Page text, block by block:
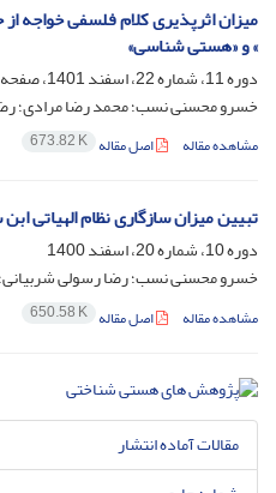
میزان اثرپذیری کلام فلسفی خواجه
» و «هستی شناسی»
دوره 11، شماره 22، اسفند 1401، صفحه
خسرو محسنی نسب؛ محمد رضا مرادی؛
مشاهده مقاله اصل مقاله 673.82 K
تبیین میزان سازگاری نظام الهیاتی
دوره 10، شماره 20، اسفند 1400
خسرو محسنی نسب؛ رضا رسولی
مشاهده مقاله اصل مقاله 650.58 K
مقالات آماده انتشار